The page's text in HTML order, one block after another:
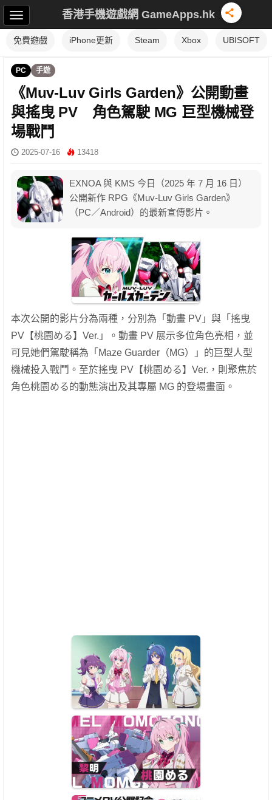
香港手機遊戲網 GameApps.hk
免費遊戲 iPhone更新 Steam Xbox UBISOFT
PC 手遊
《Muv-Luv Girls Garden》公開動畫
與搖曳 PV 角色駕駛 MG 巨型機械登
場戰鬥
2025-07-16 13418
EXNOA 與 KMS 今日（2025 年 7 月 16 日）
公開新作 RPG《Muv-Luv Girls Garden》
（PC／Android）的最新宣傳影片。
本次公開的影片分為兩種，分別為「動畫 PV」與「搖曳
PV【桃園める】Ver.」。動畫 PV 展示多位角色亮相，並
可見她們駕駛稱為「Maze Guarder（MG）」的巨型人型
機械投入戰鬥。至於搖曳 PV【桃園める】Ver.，則聚焦於
角色桃園める的動態演出及其專屬 MG 的登場畫面。